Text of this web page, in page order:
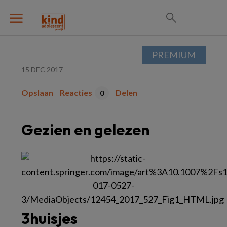
15 DEC 2017
Opslaan Reacties 0 Delen
Gezien en gelezen
3huisjes
PREMIUM